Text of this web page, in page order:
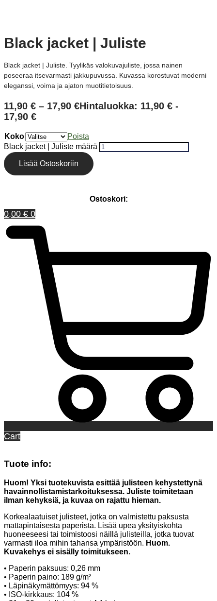
Black jacket | Juliste
Black jacket | Juliste. Tyylikäs valokuvajuliste, jossa nainen
poseeraa itsevarmasti jakkupuvussa. Kuvassa korostuvat moderni
eleganssi, voima ja ajaton muotitietoisuus.
11,90 € – 17,90 €Hintaluokka: 11,90 € -
17,90 €
Koko
Poista
Black jacket | Juliste määrä
Lisää Ostoskoriin
Ostoskori:
0,00 € 0
Cart
Tuote info:
Huom! Yksi tuotekuvista esittää julisteen kehystettynä
havainnollistamistarkoituksessa. Juliste toimitetaan
ilman kehyksiä, ja kuvaa on rajattu hieman.
Korkealaatuiset julisteet, jotka on valmistettu paksusta
mattapintaisesta paperista. Lisää upea yksityiskohta
huoneeseesi tai toimistoosi näillä julisteilla, jotka tuovat
varmasti iloa mihin tahansa ympäristöön. Huom.
Kuvakehys ei sisälly toimitukseen.
• Paperin paksuus: 0,26 mm
• Paperin paino: 189 g/m²
• Läpinäkymättömyys: 94 %
• ISO-kirkkaus: 104 %